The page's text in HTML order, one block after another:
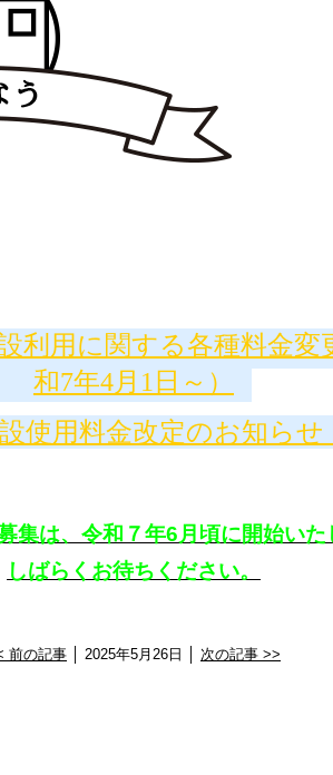
利用に関する各種料金変
和7年4月1日～）
使用料金改定のお知らせ
集は、令和７年6月頃に開始い
しばらくお待ちください。
前の記事 │ 2025年5月26日 │ 次の記事 >>